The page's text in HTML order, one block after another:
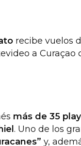
recibe vuelos
a Curaçao
más de 35
. Uno de los
y,